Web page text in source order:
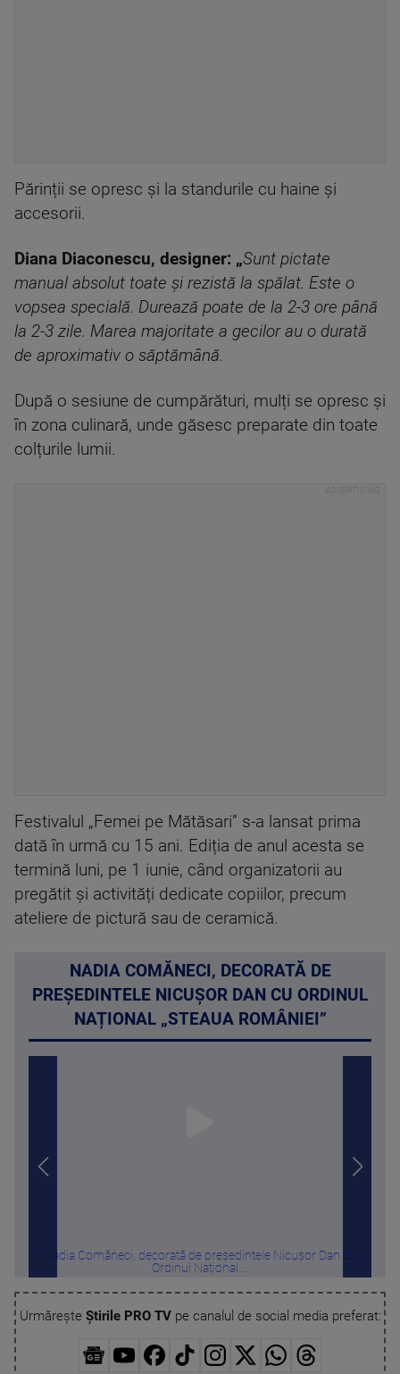
Părinții se opresc și la standurile cu haine și
accesorii.
Diana Diaconescu, designer: „Sunt pictate
manual absolut toate și rezistă la spălat. Este o
vopsea specială. Durează poate de la 2-3 ore până
la 2-3 zile. Marea majoritate a gecilor au o durată
de aproximativ o săptămână.
După o sesiune de cumpărături, mulți se opresc și
în zona culinară, unde găsesc preparate din toate
colțurile lumii.
Festivalul „Femei pe Mătăsari” s-a lansat prima
dată în urmă cu 15 ani. Ediția de anul acesta se
termină luni, pe 1 iunie, când organizatorii au
pregătit și activități dedicate copiilor, precum
ateliere de pictură sau de ceramică.
NADIA COMĂNECI, DECORATĂ DE
PREȘEDINTELE NICUȘOR DAN CU ORDINUL
NAȚIONAL „STEAUA ROMÂNIEI”
Nadia Comăneci, decorată de președintele Nicușor Dan cu
Ordinul Național ...
Urmărește Știrile PRO TVpe canalul de social media preferat: